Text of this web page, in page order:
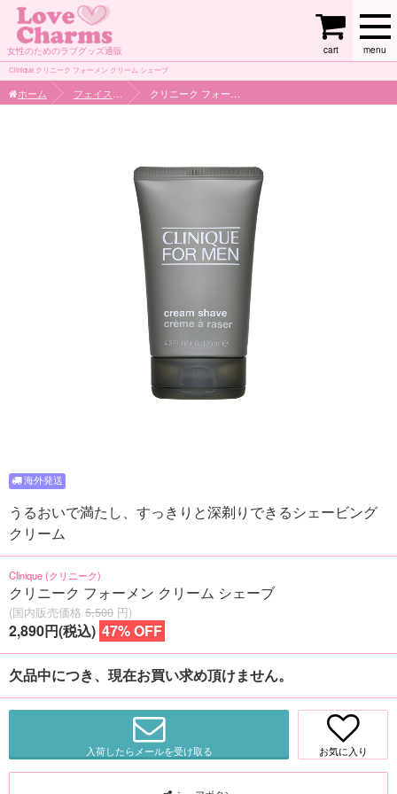
女性のためのラブグッズ通販 menu
cart
Clinique クリニーク フォーメン クリーム シェーブ
ホーム
うるおいで満たし、すっきりと深剃りできるシェービング
クリーム
Clinique (クリニーク)
クリニーク フォーメン クリーム シェーブ
(国内販売価格 5,500 円)
2,890円(税込) 47% OFF
欠品中につき、現在お買い求め頂けません。
入荷したらメールを受け取る お気に入り